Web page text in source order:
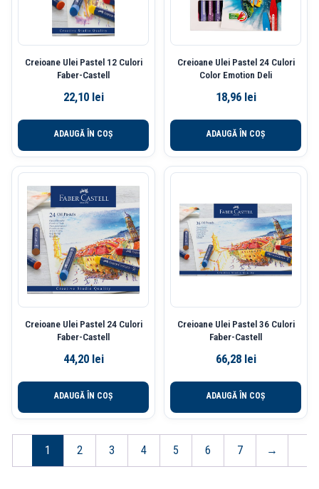
Creioane Ulei Pastel 12 Culori
Faber-Castell
22,10 lei
ADAUGĂ ÎN COȘ
Creioane Ulei Pastel 24 Culori
Color Emotion Deli
18,96 lei
ADAUGĂ ÎN COȘ
Creioane Ulei Pastel 24 Culori
Faber-Castell
44,20 lei
ADAUGĂ ÎN COȘ
Creioane Ulei Pastel 36 Culori
Faber-Castell
66,28 lei
ADAUGĂ ÎN COȘ
1 2 3 4 5 6 7 →